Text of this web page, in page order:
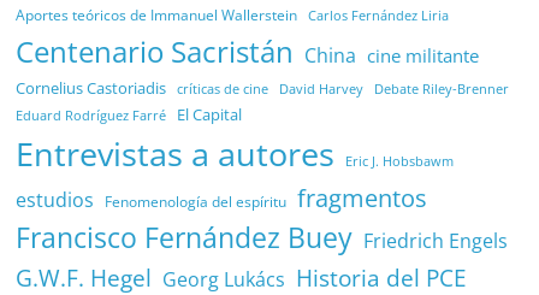
Aportes teóricos de Immanuel Wallerstein Carlos Fernández Liria
Centenario Sacristán China cine militante
Cornelius Castoriadis críticas de cine David Harvey Debate Riley-Brenner
Eduard Rodríguez Farré El Capital
Entrevistas a autores Eric J. Hobsbawm
estudios Fenomenología del espíritu fragmentos
Francisco Fernández Buey Friedrich Engels
G.W.F. Hegel Georg Lukács Historia del PCE